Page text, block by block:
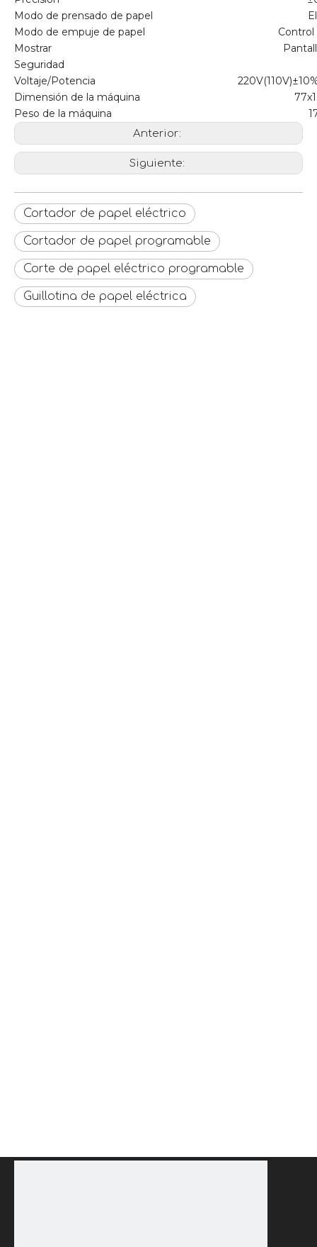
Modo de prensado de papel
Modo de empuje de papel
Mostrar
Seguridad
Voltaje/Potencia
Dimensión de la máquina
Peso de la máquina
Anterior:
Siguiente:
Cortador de papel eléctrico
Cortador de papel programable
Corte de papel eléctrico programable
Guillotina de papel eléctrica